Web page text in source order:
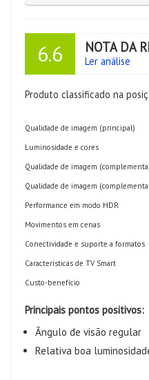
6.6 NOTA DA
Ler análise
Produto classificado na
Qualidade de imagem (principal)
Luminosidade e cores
Qualidade de imagem
Qualidade de imagem
Performance em modo HDR
Movimentos em cenas
Conectividade e suporte a formatos
Características de TV Smart
Custo-benefício
Principais pontos positivos:
Ângulo de visão regular
Relativa boa